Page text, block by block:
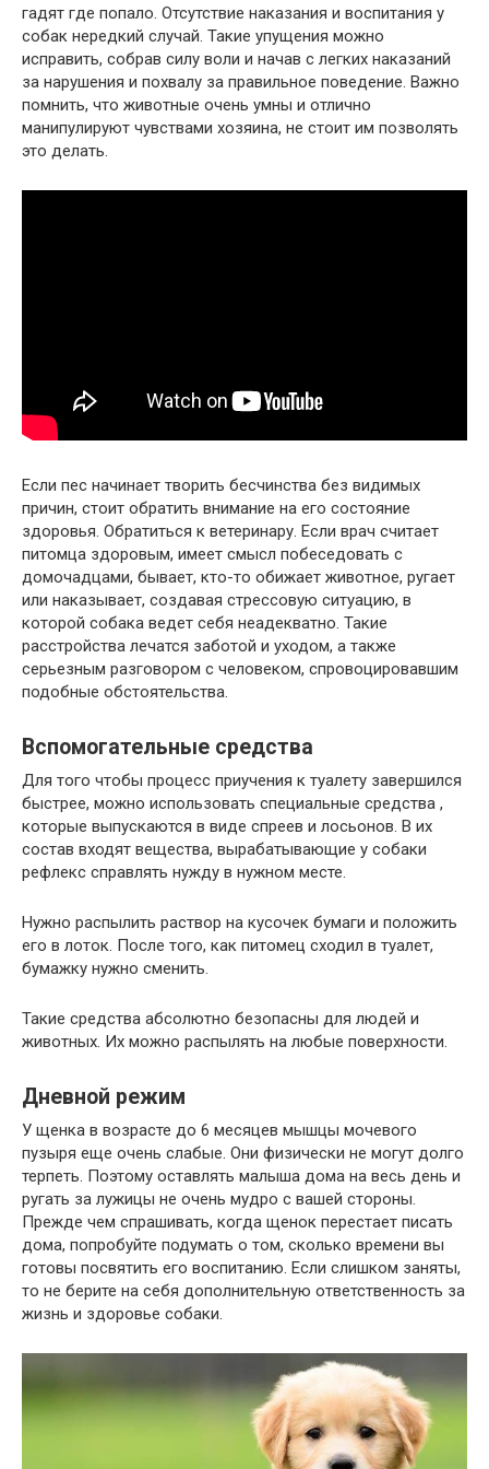
гадят где попало. Отсутствие наказания и воспитания у
собак нередкий случай. Такие упущения можно
исправить, собрав силу воли и начав с легких наказаний
за нарушения и похвалу за правильное поведение. Важно
помнить, что животные очень умны и отлично
манипулируют чувствами хозяина, не стоит им позволять
это делать.
Если пес начинает творить бесчинства без видимых
причин, стоит обратить внимание на его состояние
здоровья. Обратиться к ветеринару. Если врач считает
питомца здоровым, имеет смысл побеседовать с
домочадцами, бывает, кто-то обижает животное, ругает
или наказывает, создавая стрессовую ситуацию, в
которой собака ведет себя неадекватно. Такие
расстройства лечатся заботой и уходом, а также
серьезным разговором с человеком, спровоцировавшим
подобные обстоятельства.
Вспомогательные средства
Для того чтобы процесс приучения к туалету завершился
быстрее, можно использовать специальные средства ,
которые выпускаются в виде спреев и лосьонов. В их
состав входят вещества, вырабатывающие у собаки
рефлекс справлять нужду в нужном месте.
Нужно распылить раствор на кусочек бумаги и положить
его в лоток. После того, как питомец сходил в туалет,
бумажку нужно сменить.
Такие средства абсолютно безопасны для людей и
животных. Их можно распылять на любые поверхности.
Дневной режим
У щенка в возрасте до 6 месяцев мышцы мочевого
пузыря еще очень слабые. Они физически не могут долго
терпеть. Поэтому оставлять малыша дома на весь день и
ругать за лужицы не очень мудро с вашей стороны.
Прежде чем спрашивать, когда щенок перестает писать
дома, попробуйте подумать о том, сколько времени вы
готовы посвятить его воспитанию. Если слишком заняты,
то не берите на себя дополнительную ответственность за
жизнь и здоровье собаки.